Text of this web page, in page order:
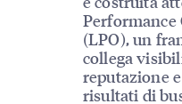
(LPO), un
collega
reputazione
risultati di